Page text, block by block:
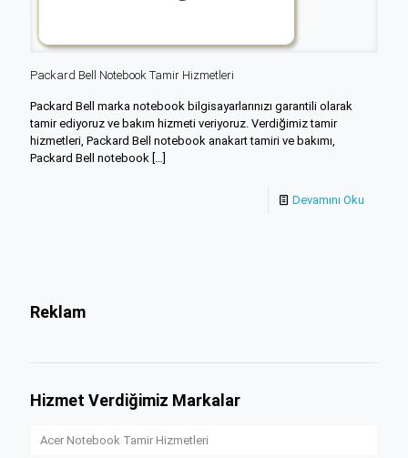
Packard Bell Notebook Tamir Hizmetleri
Packard Bell marka notebook bilgisayarlarınızı garantili olarak
tamir ediyoruz ve bakım hizmeti veriyoruz. Verdiğimiz tamir
hizmetleri, Packard Bell notebook anakart tamiri ve bakımı,
Packard Bell notebook
Devamını Oku
Reklam
Hizmet Verdiğimiz Markalar
Acer Notebook Tamir Hizmetleri